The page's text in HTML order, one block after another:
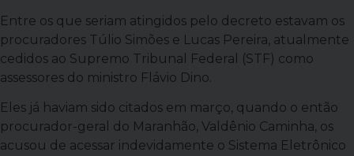
Entre os que seriam atingidos pelo decreto estavam os
procuradores Túlio Simões e Lucas Pereira, atualmente
cedidos ao Supremo Tribunal Federal (STF) como
assessores do ministro Flávio Dino.
Eles já haviam sido citados em março, quando o então
procurador-geral do Maranhão, Valdênio Caminha, os
acusou de acessar indevidamente o Sistema Eletrônico